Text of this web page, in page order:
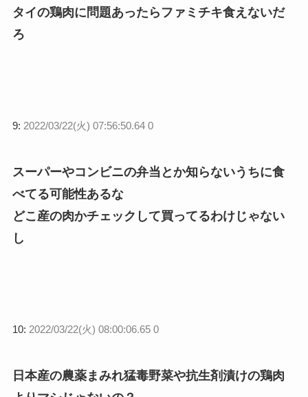
タイの鶏肉に問題あったらファミチキ食えないだ
ろ
9: 2022/03/22(火) 07:56:50.64 0
スーパーやコンビニの弁当とか知らないうちに食
べてる可能性あるな
どこ産の肉かチェックして買ってるわけじゃない
し
10: 2022/03/22(火) 08:00:06.65 0
日本産の農薬まみれ猛毒野菜や抗生剤漬けの鶏肉